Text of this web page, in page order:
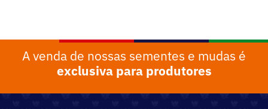
A venda de nossas sementes e mudas é
exclusiva para produtores